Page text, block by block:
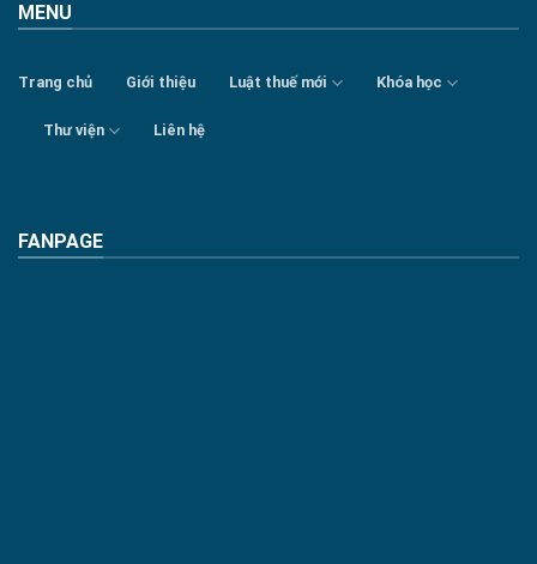
MENU
Trang chủ Giới thiệu Luật thuế mới Khóa học
Thư viện Liên hệ
FANPAGE